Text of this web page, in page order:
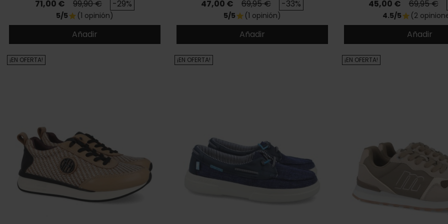
Precio
71,00 € Precio base
99,90 € -29%
5/5star (1 opinión)
Añadir
Precio
47,00 € Precio base
69,95 € -33%
5/5star (1 opinión)
Añadir
Precio
45,00 € Precio
69,95 €
4.5/5star (2
Añadir
¡EN OFERTA! ¡EN OFERTA! ¡EN OFERTA!